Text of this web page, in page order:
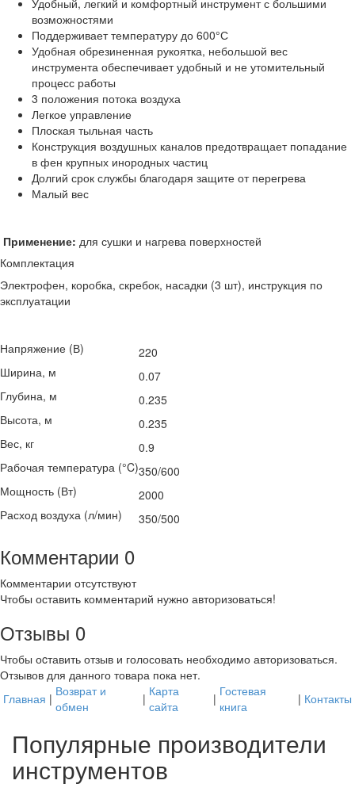
Удобный, легкий и комфортный инструмент с большими
возможностями
Поддерживает температуру до 600°С
Удобная обрезиненная рукоятка, небольшой вес
инструмента обеспечивает удобный и не утомительный
процесс работы
3 положения потока воздуха
Легкое управление
Плоская тыльная часть
Конструкция воздушных каналов предотвращает попадание
в фен крупных инородных частиц
Долгий срок службы благодаря защите от перегрева
Малый вес
Применение: для сушки и нагрева поверхностей
Комплектация
Электрофен, коробка, скребок, насадки (3 шт), инструкция по
эксплуатации
Напряжение (В)
220
Ширина, м
0.07
Глубина, м
0.235
Высота, м
0.235
Вес, кг
0.9
Рабочая температура (°C)350/600
Мощность (Вт)
2000
Расход воздуха (л/мин)
350/500
Комментарии 0
Комментарии отсутствуют
Чтобы оставить комментарий нужно авторизоваться!
Отзывы 0
Чтобы оcтавить отзыв и голосовать необходимо авторизоваться.
Отзывов для данного товара пока нет.
Главная | Возврат и
обмен
| Карта
сайта
| Гостевая
книга
| Контакты
Популярные производители
инструментов